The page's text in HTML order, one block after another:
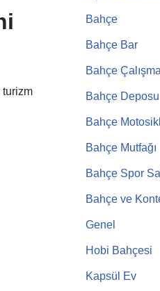
turizm
Bahçe
Bahçe Bar
Bahçe
Bahçe Deposu
Bahçe
Bahçe Mutfağı
Bahçe Spor
Bahçe ve
Genel
Hobi Bahçesi
Kapsül Ev